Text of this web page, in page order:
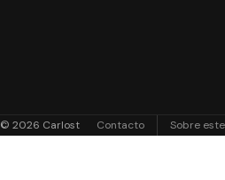
© 2026 Carlost Contacto Sobre